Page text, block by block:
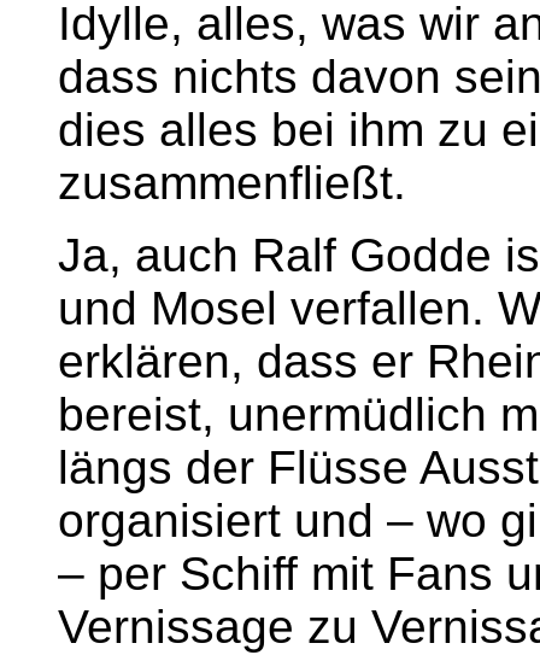
Idylle, alles, was wir
dass nichts davon
dies alles bei ihm zu
zusammenfließt.
Ja, auch Ralf Godde
und Mosel verfallen.
erklären, dass er
bereist, unermüdlich
längs der Flüsse
organisiert und – wo
– per Schiff mit Fans
Vernissage zu